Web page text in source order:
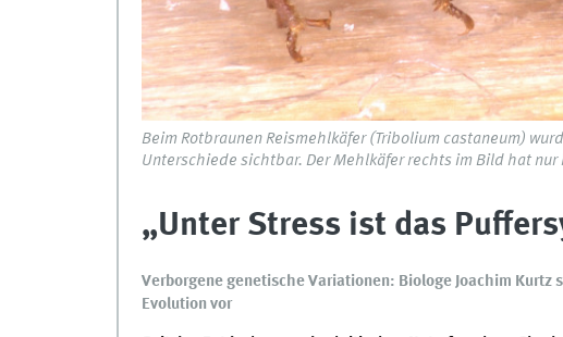
Beim Rotbraunen Reismehlkäfer (Tribolium castaneum)
Unterschiede sichtbar. Der Mehlkäfer rechts im Bild hat
„Unter Stress ist das
Verborgene genetische Variationen: Biologe Joachim Kurtz
Evolution vor